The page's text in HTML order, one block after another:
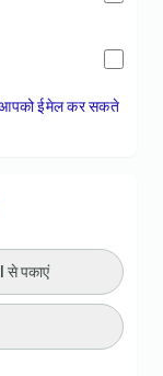
ईमेल कर सकते
पकाएं